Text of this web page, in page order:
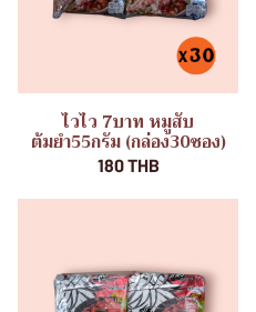
ไวไว 7บาท หมูสับ
ต้มยำ55กรัม (กล่อง30ซอง)
180 THB